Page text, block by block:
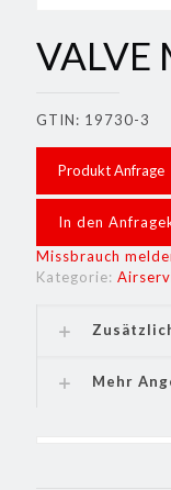
VALVE
GTIN: 19730-3
Produkt Anfrage
In den
Missbrauch
Kategorie:
Mehr